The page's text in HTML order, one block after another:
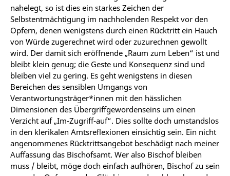
nahelegt, so ist dies ein starkes Zeichen der
Selbstentmächtigung im nachholenden Respekt vor den
Opfern, denen wenigstens durch einen Rücktritt ein Hauch
von Würde zugerechnet wird oder zuzurechnen gewollt
wird. Der damit sich eröffnende „Raum zum Leben“ ist und
bleibt klein genug; die Geste und Konsequenz sind und
bleiben viel zu gering. Es geht wenigstens in diesen
Bereichen des sensiblen Umgangs von
Verantwortungsträger*innen mit den hässlichen
Dimensionen des Übergriffgewordenseins um einen
Verzicht auf „Im-Zugriff-auf“. Dies sollte doch umstandslos
in den klerikalen Amtsreflexionen einsichtig sein. Ein nicht
angenommenes Rücktrittsangebot beschädigt nach meiner
Auffassung das Bischofsamt. Wer also Bischof bleiben
muss / bleibt, möge doch einfach aufhören, Bischof zu sein